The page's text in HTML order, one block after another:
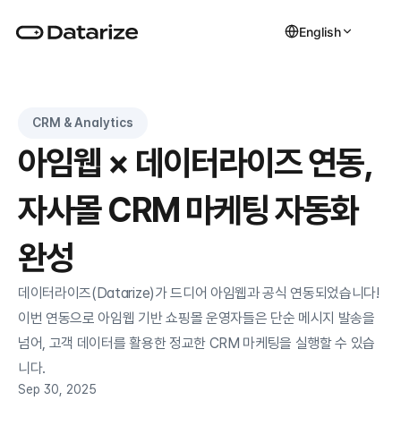
English
CRM & Analytics
아임웹 × 데이터라이즈 연동,
자사몰 CRM 마케팅 자동화
완성
데이터라이즈(Datarize)가 드디어 아임웹과 공식 연동되었습니다!
이번 연동으로 아임웹 기반 쇼핑몰 운영자들은 단순 메시지 발송을
넘어, 고객 데이터를 활용한 정교한 CRM 마케팅을 실행할 수 있습
니다.
Sep 30, 2025